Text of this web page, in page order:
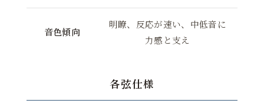
音色傾向
明瞭、反応が速い、中低音に
力感と支え
各弦仕様